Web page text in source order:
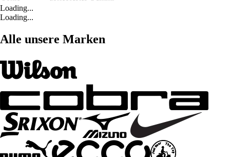
Loading...
Loading...
Alle unsere Marken